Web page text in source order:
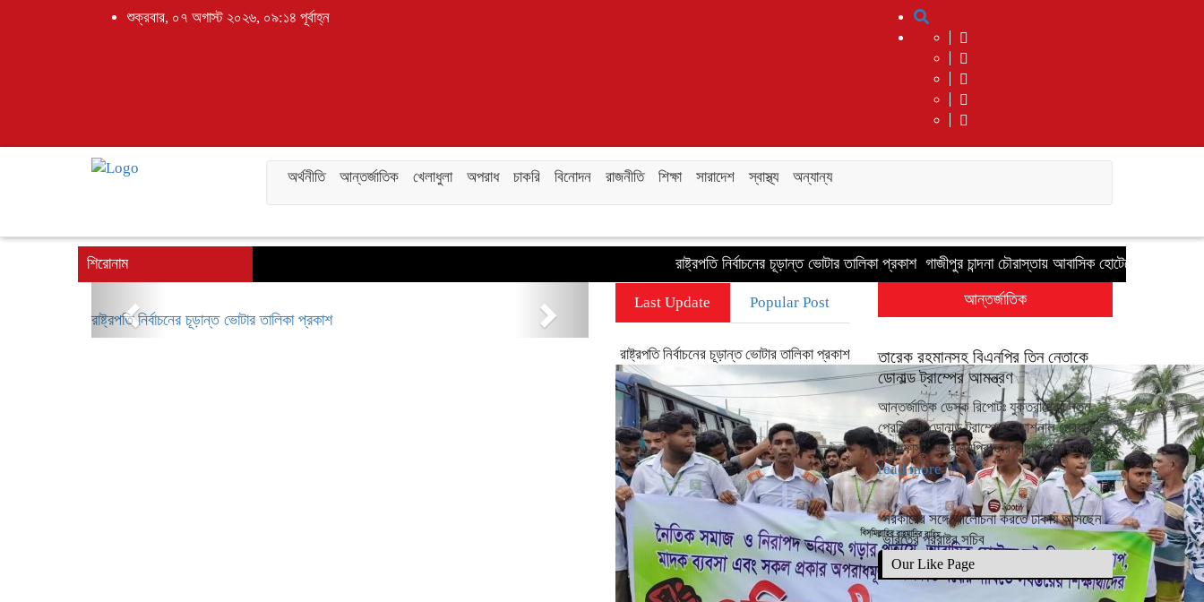
শুক্রবার, ০৭ অগাস্ট ২০২৬, ০৯:১৪ পূর্বাহ্ন
অর্থনীতি আন্তর্জাতিক খেলাধুলা অপরাধ চাকরি বিনোদন রাজনীতি শিক্ষা সারাদেশ স্বাস্থ্য অন্যান্য
শিরোনাম রাষ্ট্রপতি নির্বাচনের চূড়ান্ত ভোটার তালিকা প্রকাশ গাজীপুর চান্দনা চৌরাস্তায় আবাসিক হোটেলে অনৈতিক
রাষ্ট্রপতি নির্বাচনের চূড়ান্ত ভোটার তালিকা প্রকাশ
Last Update Popular Post
রাষ্ট্রপতি নির্বাচনের চূড়ান্ত ভোটার তালিকা প্রকাশ
আন্তর্জাতিক
তারেক রহমানসহ বিএনপির তিন নেতাকে
ডোনাল্ড ট্রাম্পের আমন্ত্রণ
আন্তর্জাতিক ডেস্ক রিপোর্টঃ যুক্তরাষ্ট্রের নতুন
প্রেসিডেন্ট ডোনাল্ড ট্রাম্পের ‘ন্যাশনাল প্রেয়ার
ব্রেকফাস্ট’ এ বিএনপির ভারপ্রাপ্ত চেয়ারম্যান
read more
সরকারের সঙ্গে আলোচনা করতে ঢাকায় আসছেন
ভারতের পররাষ্ট্র সচিব
Our Like Page